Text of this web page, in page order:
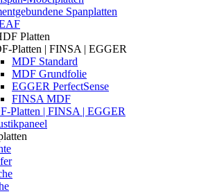
Spanplatten
Platten
Platten | FINSA | EGGER
MDF Standard
MDF Grundfolie
EGGER PerfectSense
FINSA MDF
Platten | FINSA | EGGER